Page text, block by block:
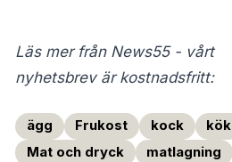
Läs mer från News55 - vårt
nyhetsbrev är kostnadsfritt:
ägg Frukost kock kök
Mat och dryck
matlagning